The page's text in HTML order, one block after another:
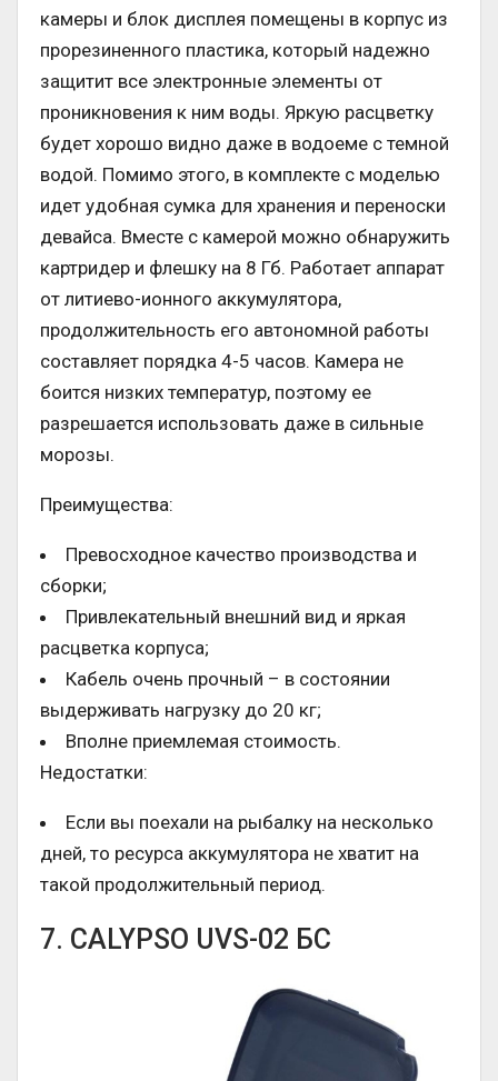
камеры и блок дисплея помещены в корпус из
прорезиненного пластика, который надежно
защитит все электронные элементы от
проникновения к ним воды. Яркую расцветку
будет хорошо видно даже в водоеме с темной
водой. Помимо этого, в комплекте с моделью
идет удобная сумка для хранения и переноски
девайса. Вместе с камерой можно обнаружить
картридер и флешку на 8 Гб. Работает аппарат
от литиево-ионного аккумулятора,
продолжительность его автономной работы
составляет порядка 4-5 часов. Камера не
боится низких температур, поэтому ее
разрешается использовать даже в сильные
морозы.
Преимущества:
Превосходное качество производства и
сборки;
Привлекательный внешний вид и яркая
расцветка корпуса;
Кабель очень прочный – в состоянии
выдерживать нагрузку до 20 кг;
Вполне приемлемая стоимость.
Недостатки:
Если вы поехали на рыбалку на несколько
дней, то ресурса аккумулятора не хватит на
такой продолжительный период.
7. CALYPSO UVS-02 БС